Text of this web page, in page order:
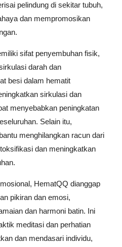
pelindung di sekitar tubuh,
dan mempromosikan
sifat penyembuhan fisik,
darah dan
besi dalam hematit
sirkulasi dan
menyebabkan peningkatan
Selain itu,
menghilangkan racun dari
dan meningkatkan
HematQQ dianggap
pikiran dan emosi,
dan harmoni batin. Ini
meditasi dan perhatian
dan mendasari individu,